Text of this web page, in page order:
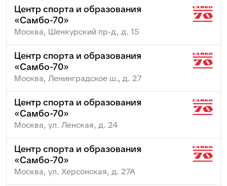
Центр спорта и образования
«Самбо-70»
Москва, Шенкурский пр-д, д. 15
Центр спорта и образования
«Самбо-70»
Москва, Ленинградское ш., д. 27
Центр спорта и образования
«Самбо-70»
Москва, ул. Ленская, д. 24
Центр спорта и образования
«Самбо-70»
Москва, ул. Херсонская, д. 27А